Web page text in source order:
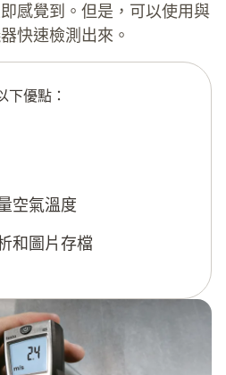
感覺到。但是，可以使用與
快速檢測出來。
下優點：
空氣溫度
和圖片存檔